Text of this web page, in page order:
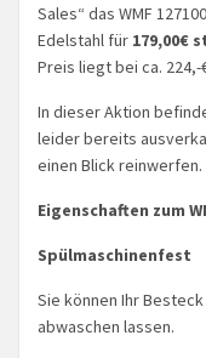
Sales“ das WMF
Edelstahl für 179,00€
Preis liegt bei ca. 224,-
In dieser Aktion
leider bereits
einen Blick reinwerfen.
Eigenschaften zum
Spülmaschinenfest
Sie können Ihr
abwaschen lassen.